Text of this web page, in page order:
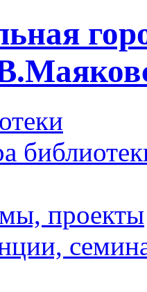
проекты